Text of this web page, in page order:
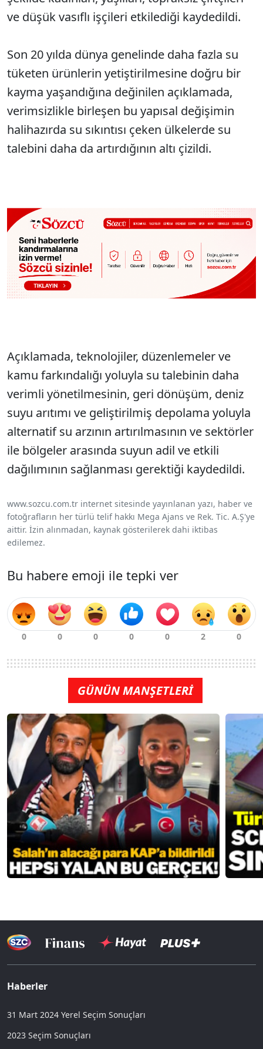
ve düşük vasıflı işçileri etkilediği kaydedildi.
Son 20 yılda dünya genelinde daha fazla su
tüketen ürünlerin yetiştirilmesine doğru bir
kayma yaşandığına değinilen açıklamada,
verimsizlikle birleşen bu yapısal değişimin
halihazırda su sıkıntısı çeken ülkelerde su
talebini daha da artırdığının altı çizildi.
Açıklamada, teknolojiler, düzenlemeler ve
kamu farkındalığı yoluyla su talebinin daha
verimli yönetilmesinin, geri dönüşüm, deniz
suyu arıtımı ve geliştirilmiş depolama yoluyla
alternatif su arzının artırılmasının ve sektörler
ile bölgeler arasında suyun adil ve etkili
dağılımının sağlanması gerektiği kaydedildi.
www.sozcu.com.tr internet sitesinde yayınlanan yazı, haber ve
fotoğrafların her türlü telif hakkı Mega Ajans ve Rek. Tic. A.Ş'ye
aittir. İzin alınmadan, kaynak gösterilerek dahi iktibas
edilemez.
Bu habere emoji ile tepki ver
GÜNÜN MANŞETLERİ
Haberler
31 Mart 2024 Yerel Seçim Sonuçları
2023 Seçim Sonuçları